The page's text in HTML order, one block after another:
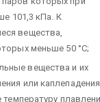
101,3 кПа. К
вещества,
меньше 50 °С;
вещества и их
или каплепадения